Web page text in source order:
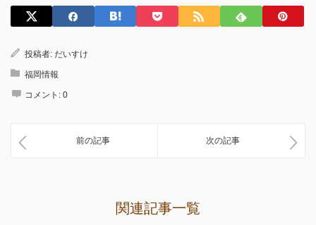
投稿者: だいすけ
福岡情報
コメント: 0
前の記事 次の記事
関連記事一覧